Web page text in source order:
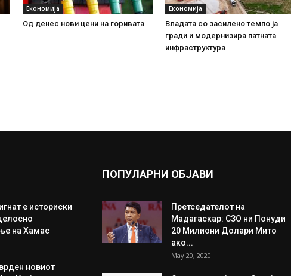
Економија
Од денес нови цени на горивата
Економија
Владата со засилено темпо ја
гради и модернизира патната
инфраструктура
е историски
на Хамас
ПОПУЛАРНИ ОБЈАВИ
Претседателот на
Мадагаскар: СЗО ни Понуди